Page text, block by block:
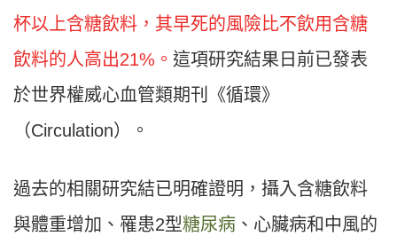
杯以上含糖飲料，其早死的風險比不飲用含糖
飲料的人高出21%。 這項研究結果日前已發表
於世界權威心血管類期刊《循環》
（Circulation）。
過去的相關研究結已明確證明，攝入含糖飲料
與體重增加、罹患2型糖尿病 、心臟病和中風的